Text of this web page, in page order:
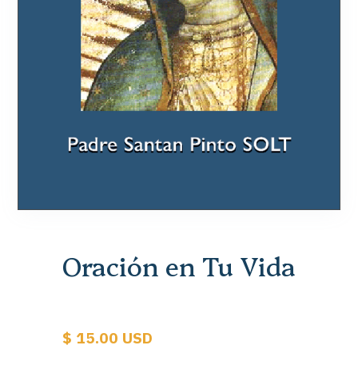
Oración en Tu Vida
$ 15.00 USD